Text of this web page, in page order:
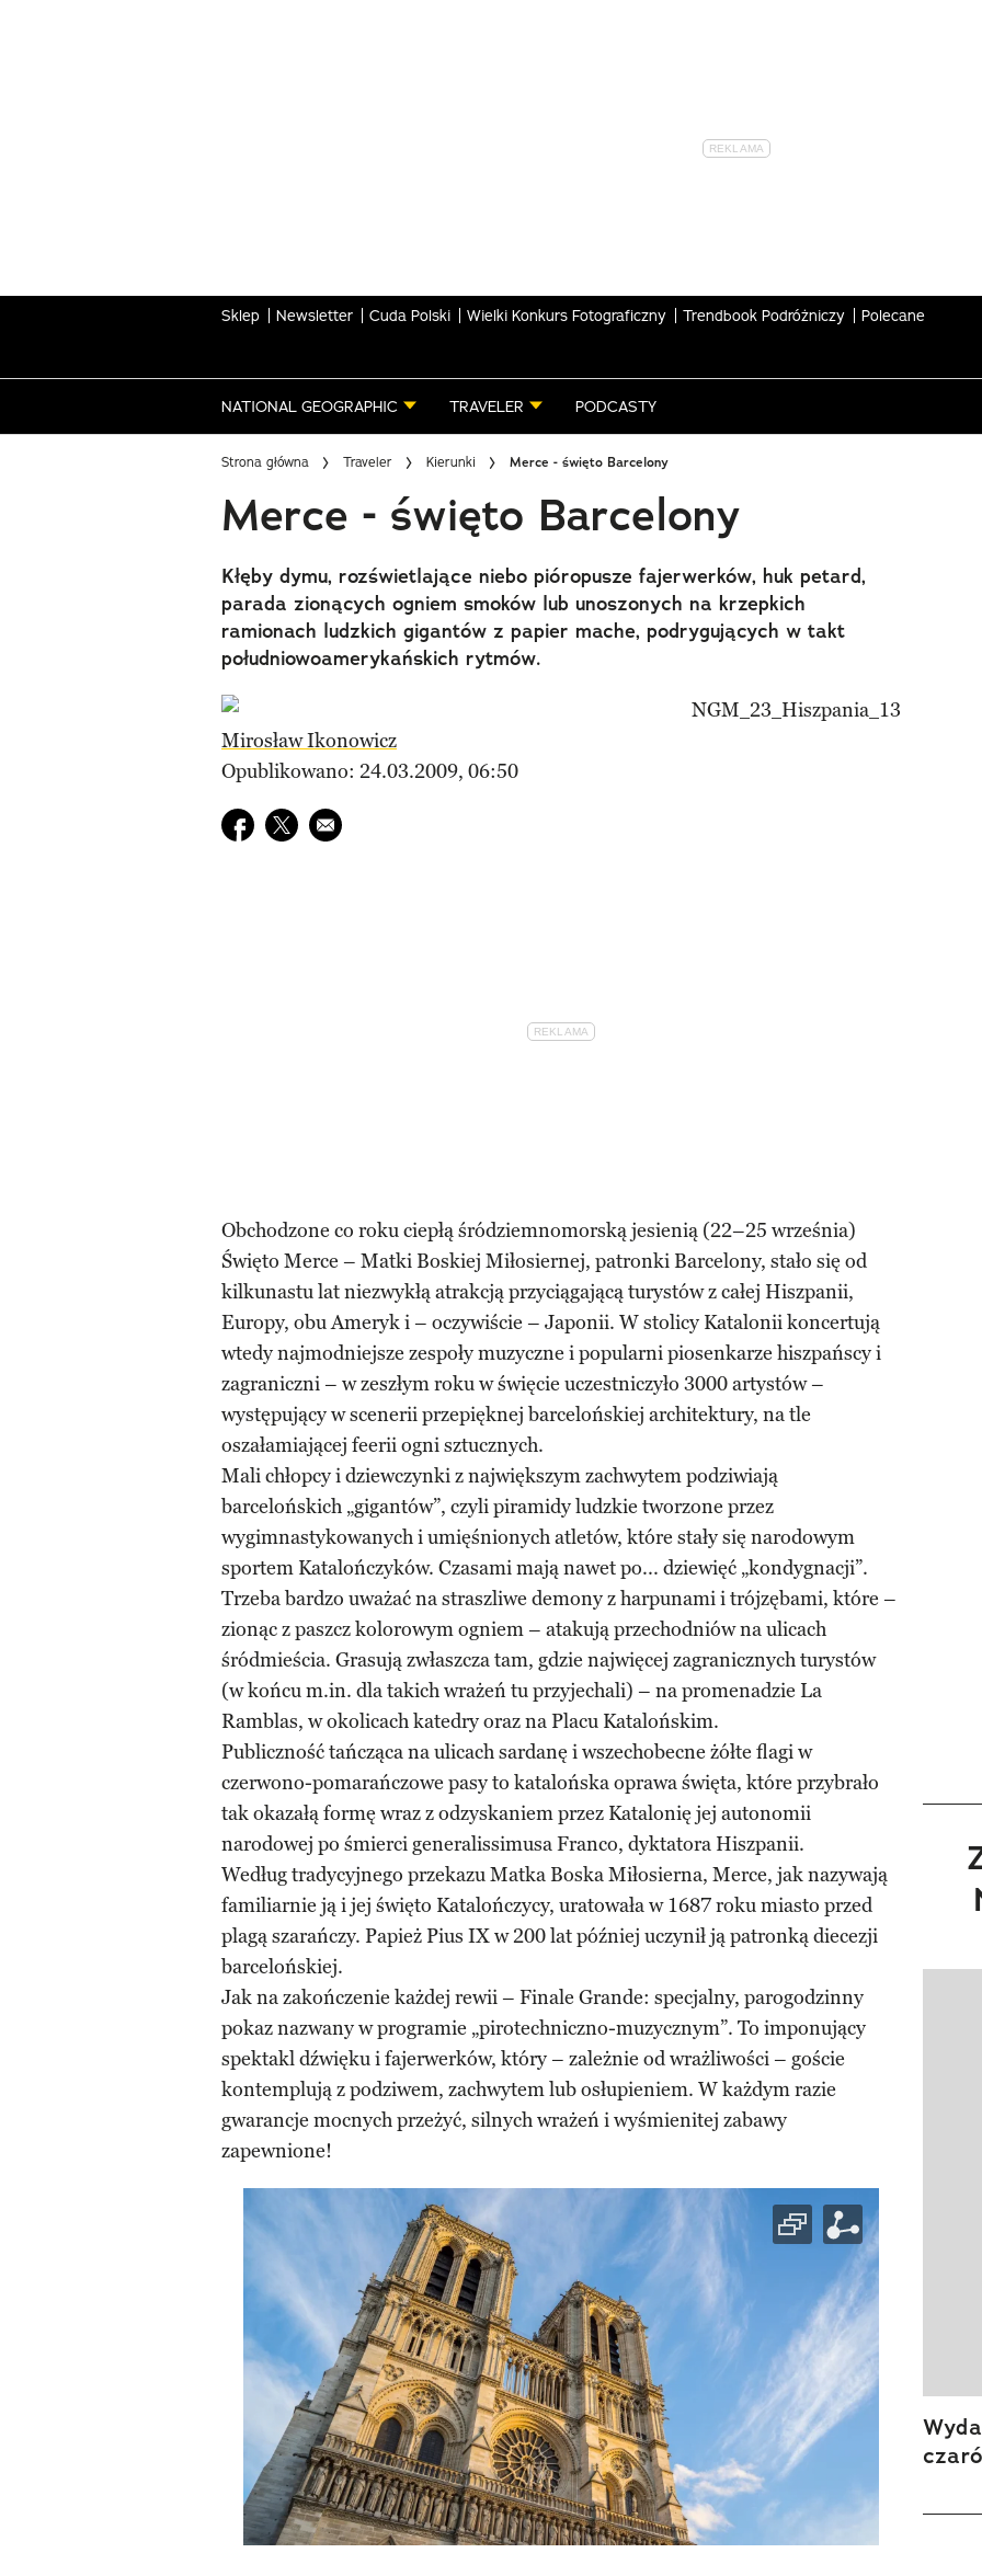
Sklep Newsletter Cuda Polski Wielki Konkurs Fotograficzny Trendbook Podróżniczy Polecane
NATIONAL GEOGRAPHIC TRAVELER PODCASTY
Strona główna Traveler Kierunki Merce - święto Barcelony
Merce - święto Barcelony
Kłęby dymu, rozświetlające niebo pióropusze fajerwerków, huk petard,
parada zionących ogniem smoków lub unoszonych na krzepkich
ramionach ludzkich gigantów z papier mache, podrygujących w takt
południowoamerykańskich rytmów.
Mirosław Ikonowicz
Opublikowano: 24.03.2009, 06:50
Udostępnij na facebook
Udostępnij na twitter
E-mail do przyjaciela
Obchodzone co roku ciepłą śródziemnomorską jesienią (22–25 września)
Święto Merce – Matki Boskiej Miłosiernej, patronki Barcelony, stało się od
kilkunastu lat niezwykłą atrakcją przyciągającą turystów z całej Hiszpanii,
Europy, obu Ameryk i – oczywiście – Japonii. W stolicy Katalonii koncertują
wtedy najmodniejsze zespoły muzyczne i popularni piosenkarze hiszpańscy i
zagraniczni – w zeszłym roku w święcie uczestniczyło 3000 artystów –
występujący w scenerii przepięknej barcelońskiej architektury, na tle
oszałamiającej feerii ogni sztucznych.
Mali chłopcy i dziewczynki z największym zachwytem podziwiają
barcelońskich „gigantów”, czyli piramidy ludzkie tworzone przez
wygimnastykowanych i umięśnionych atletów, które stały się narodowym
sportem Katalończyków. Czasami mają nawet po... dziewięć „kondygnacji”.
Trzeba bardzo uważać na straszliwe demony z harpunami i trójzębami, które –
zionąc z paszcz kolorowym ogniem – atakują przechodniów na ulicach
śródmieścia. Grasują zwłaszcza tam, gdzie najwięcej zagranicznych turystów
(w końcu m.in. dla takich wrażeń tu przyjechali) – na promenadzie La
Ramblas, w okolicach katedry oraz na Placu Katalońskim.
Publiczność tańcząca na ulicach sardanę i wszechobecne żółte flagi w
czerwono-pomarańczowe pasy to katalońska oprawa święta, które przybrało
tak okazałą formę wraz z odzyskaniem przez Katalonię jej autonomii
narodowej po śmierci generalissimusa Franco, dyktatora Hiszpanii.
Według tradycyjnego przekazu Matka Boska Miłosierna, Merce, jak nazywają
familiarnie ją i jej święto Katalończycy, uratowała w 1687 roku miasto przed
plagą szarańczy. Papież Pius IX w 200 lat później uczynił ją patronką diecezji
barcelońskiej.
Jak na zakończenie każdej rewii – Finale Grande: specjalny, parogodzinny
pokaz nazwany w programie „pirotechniczno-muzycznym”. To imponujący
spektakl dźwięku i fajerwerków, który – zależnie od wrażliwości – goście
kontemplują z podziwem, zachwytem lub osłupieniem. W każdym razie
gwarancje mocnych przeżyć, silnych wrażeń i wyśmienitej zabawy
zapewnione!